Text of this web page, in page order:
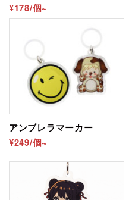
¥178/個~
アンブレラマーカー
¥249/個~